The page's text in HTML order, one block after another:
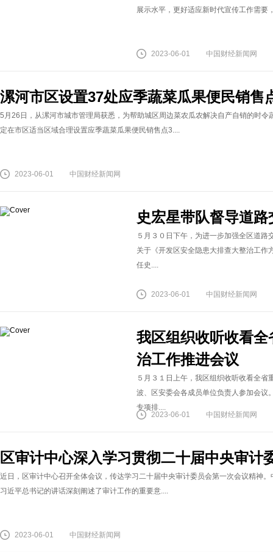
展示水平，更好适应新时代宣传工作需要
2023-06-01 中国财经新闻网
漯河市区设置37处应季蔬菜瓜果便民销售
5月26日，从漯河市城市管理局获悉，为帮助城区周边菜农瓜农解决自产自销的时
定在市区适当区域合理设置应季蔬菜瓜果便民销售点3....
2023-06-01 中国财经新闻网
史宏星带队督导道
５月３０日下午，为进一步加强全区道
关于《开发区安全隐患大排查大整治工作
任史....
2023-06-01 中国财经新闻网
我区组织收听收看
治工作推进会议
５月３１日上午，我区组织收听收看全
波、区安委会各成员单位负责人参加会议
专项排....
2023-06-01
中国财经新闻网
区审计中心深入学习贯彻二十届中央审计
近日，区审计中心召开全体会议，传达学习二十届中央审计委员会第一次会议精神
习近平总书记的讲话深刻阐述了审计工作的重要意....
2023-06-01 中国财经新闻网